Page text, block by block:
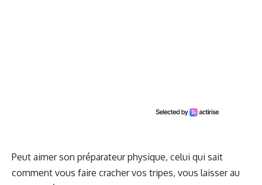
Peut aimer son préparateur physique, celui qui sait
comment vous faire cracher vos tripes, vous laisser au